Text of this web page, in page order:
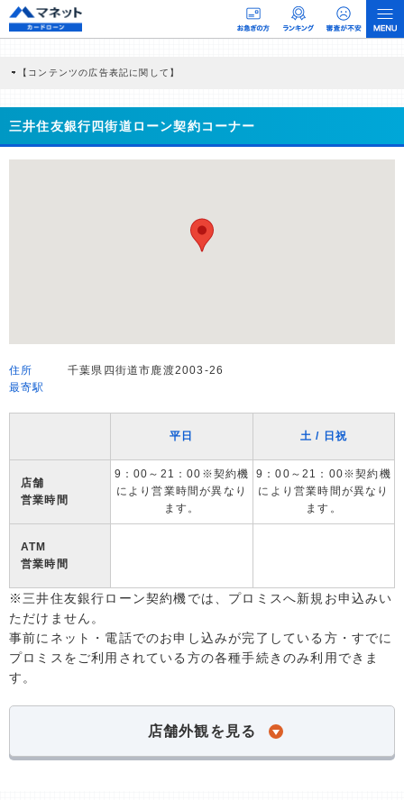
【コンテンツの広告表記に関して】
商品を根拠なくPRするものではなく、当編集部の調査／ユーザーへの口コミ収集な
どに基づき、公平性を担保した情報提供を行っています。
>提携企業一覧
三井住友銀行四街道ローン契約コーナー
住所
千葉県四街道市鹿渡2003-26
最寄駅
平日 土 / 日祝
店舗
営業時間
9：00～21：00※契約機
により営業時間が異なり
ます。
9：00～21：00※契約機
により営業時間が異なり
ます。
ATM
営業時間
※三井住友銀行ローン契約機では、プロミスへ新規お申込みい
ただけません。
事前にネット・電話でのお申し込みが完了している方・すでに
プロミスをご利用されている方の各種手続きのみ利用できま
す。
店舗外観を見る